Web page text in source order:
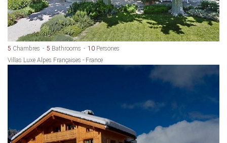
5 Chambres 5 Bathrooms 10 Persones
Villas Luxe Alpes Françaises - France